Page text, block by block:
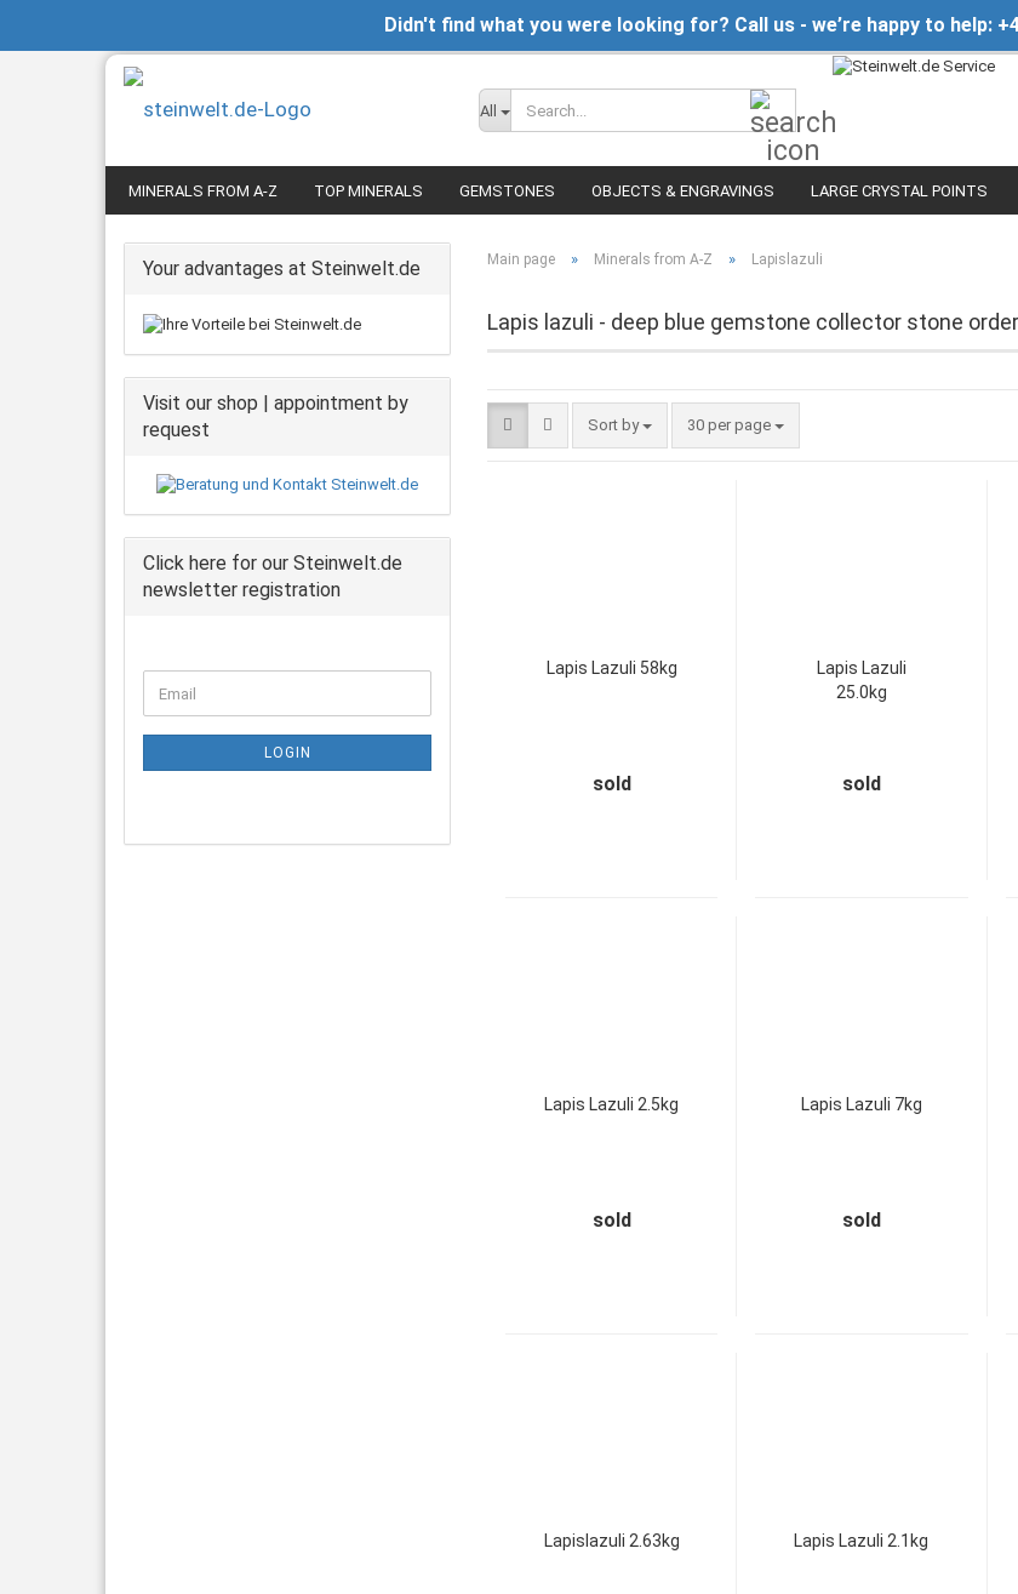
All
Didn't find what you were looking for? Call us - we’re happy to help:
MINERALS FROM A-Z TOP MINERALS GEMSTONES OBJECTS & ENGRAVINGS LARGE CRYSTAL POINTS
Main page » Minerals from A-Z » Lapislazuli
Lapis lazuli - deep blue gemstone collector stone
Sort by
Sort by 30 per page
per page
Lapis Lazuli 58kg
sold
Lapis Lazuli
25.0kg
sold
Lapis Lazuli 2.5kg
sold
Lapis Lazuli 7kg
sold
Lapislazuli 2.63kg Lapis Lazuli 2.1kg
Your advantages at Steinwelt.de
Visit our shop | appointment by
request
Click here for our Steinwelt.de
newsletter registration
TO
PAGE
Email
LOGIN